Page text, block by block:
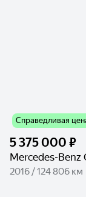
Справедливая
5 375 000 ₽
Mercedes-Benz
2016 / 124 806 км